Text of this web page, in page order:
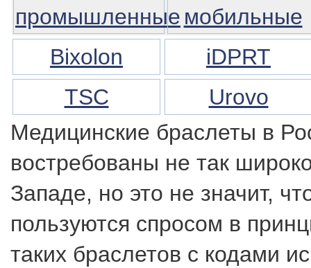
промышленные мобильные
Bixolon
iDPRT
TSC
Urovo
Медицинские браслеты в
востребованы не так
Западе, но это не значит,
пользуются спросом в
таких браслетов с кодами